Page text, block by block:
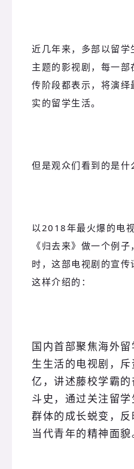
近几年来，多部以留学
主题的影视剧，每一部
传阶段都表示，将演绎
实的留学生活。
但是观众们看到的是什
以2018年最火爆的电
《归去来》做一个例子
时，这部电视剧的宣传
这样介绍的 ：
国内首部聚焦海外留
生生活的电视剧，斥
亿，讲述藤校学霸的
斗史，通过关注留学
群体的成长蜕变，反
当代青年的精神面貌